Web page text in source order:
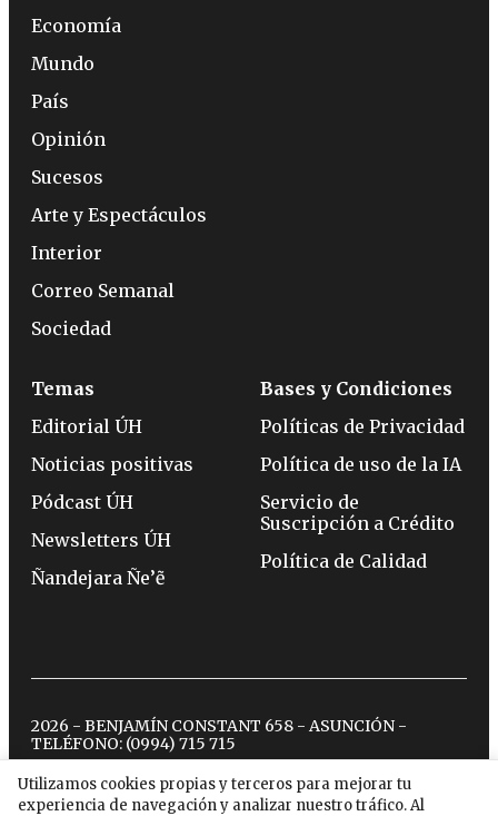
Utilizamos cookies propias y terceros para mejorar tu
experiencia de navegación y analizar nuestro tráfico. Al
Economía
Mundo
País
Opinión
Sucesos
Arte y Espectáculos
Interior
Correo Semanal
Sociedad
Temas
Editorial ÚH
Noticias positivas
Pódcast ÚH
Newsletters ÚH
Ñandejara Ñe’ẽ
Bases y Condiciones
Políticas de Privacidad
Política de uso de la IA
Servicio de
Suscripción a Crédito
Política de Calidad
2026 - BENJAMÍN CONSTANT 658 - ASUNCIÓN -
TELÉFONO: (0994) 715 715